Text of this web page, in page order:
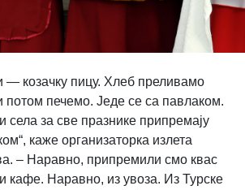
козачку пицу. Хлеб преливамо
потом печемо. Једе се са павлаком.
за све празнике припремају
каже организаторка излета
– Наравно, припремили смо квас
кафе. Наравно, из увоза. Из Турске